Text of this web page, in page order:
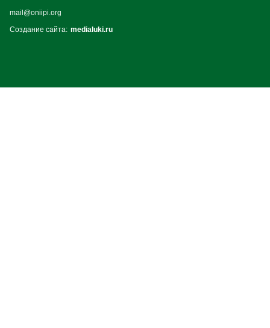
mail@oniipi.org
Создание сайта: medialuki.ru